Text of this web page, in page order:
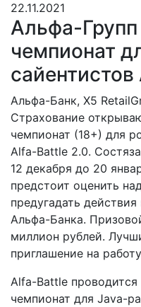
22.11.2021
Альфа-Групп
чемпионат
Альфа-Банк, Х5
Страхование
чемпионат (18+) для
Alfa-Battle 2.0.
12 декабря до 20
предстоит оценить
предугадать
Альфа-Банка.
миллион рублей.
приглашение на
Alfa-Battle
чемпионат для Java-